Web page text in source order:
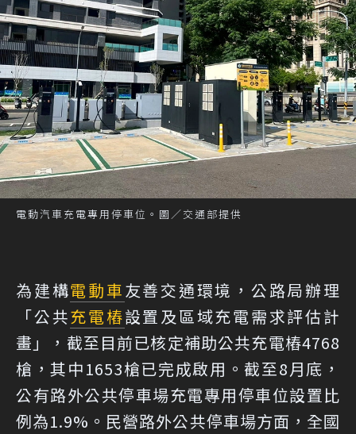
電動汽車充電專用停車位。圖／交通部提供
為建構電動車友善交通環境，公路局辦理
「公共充電樁設置及區域充電需求評估計
畫」，截至目前已核定補助公共充電樁4768
槍，其中1653槍已完成啟用。截至8月底，
公有路外公共停車場充電專用停車位設置比
例為1.9%。民營路外公共停車場方面，全國